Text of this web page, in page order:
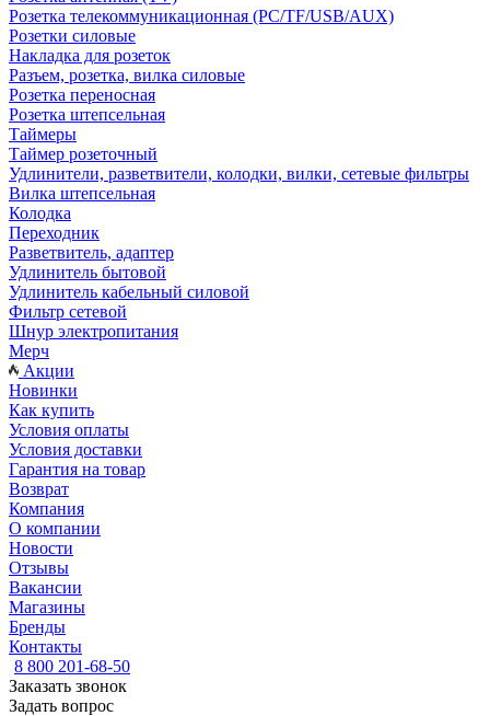
Розетка телекоммуникационная (PC/TF/USB/AUX)
Розетки силовые
Накладка для розеток
Разъем, розетка, вилка силовые
Розетка переносная
Розетка штепсельная
Таймеры
Таймер розеточный
Удлинители, разветвители, колодки, вилки, сетевые фильтры
Вилка штепсельная
Колодка
Переходник
Разветвитель, адаптер
Удлинитель бытовой
Удлинитель кабельный силовой
Фильтр сетевой
Шнур электропитания
Мерч
Акции
Новинки
Как купить
Условия оплаты
Условия доставки
Гарантия на товар
Возврат
Компания
О компании
Новости
Отзывы
Вакансии
Магазины
Бренды
Контакты
8 800 201-68-50
Заказать звонок
Задать вопрос